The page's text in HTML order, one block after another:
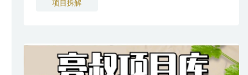
项目拆解